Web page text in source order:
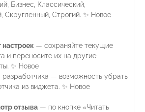
Бизнес, Классический,
Скругленный, Строгий. ✨ Новое
настроек — сохраняйте текущие
и переносите их на другие
✨ Новое
разработчика — возможность убрать
из виджета. ✨ Новое
отзыва — по кнопке «Читать